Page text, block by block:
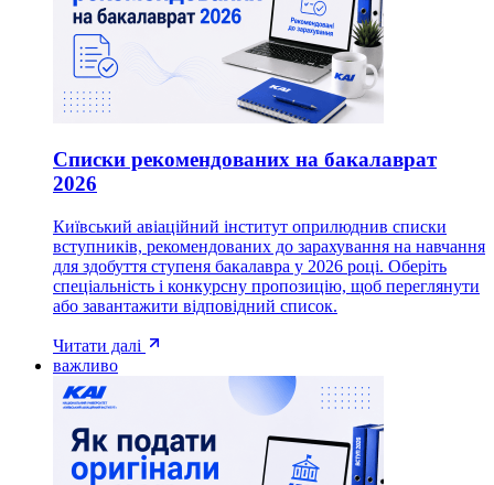
Списки рекомендованих на бакалаврат
2026
Київський авіаційний інститут оприлюднив списки
вступників, рекомендованих до зарахування на навчання
для здобуття ступеня бакалавра у 2026 році. Оберіть
спеціальність і конкурсну пропозицію, щоб переглянути
або завантажити відповідний список.
Читати далі
важливо